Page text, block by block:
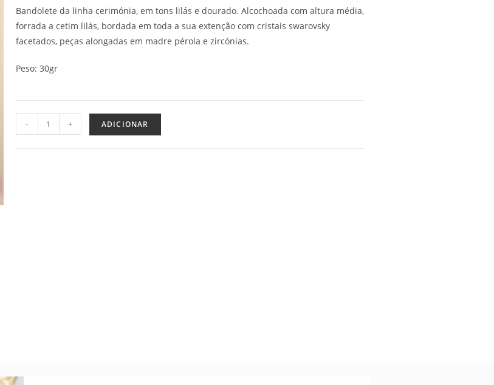
Bandolete da linha cerimónia, em tons lilás e dourado. Alcochoada com altura média,
forrada a cetim lilás, bordada em toda a sua extenção com cristais swarovsky
facetados, peças alongadas em madre pérola e zircónias.
Peso: 30gr
- + ADICIONAR